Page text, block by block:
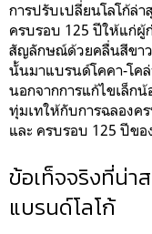
การปรับเปลี่ยนโลโก้ล่
ครบรอบ 125 ปีให้แก่ผู้
สัญลักษณ์ด้วยคลื่นสีขาว
นั้นมาแบรนด์โคคา-โค
นอกจากการแก้ไขเล็ก
ทุ่มเทให้กับการฉลองค
และ ครบรอบ 125 ปีข
ข้อเท็จจริงที่น่า
แบรนด์โลโก้